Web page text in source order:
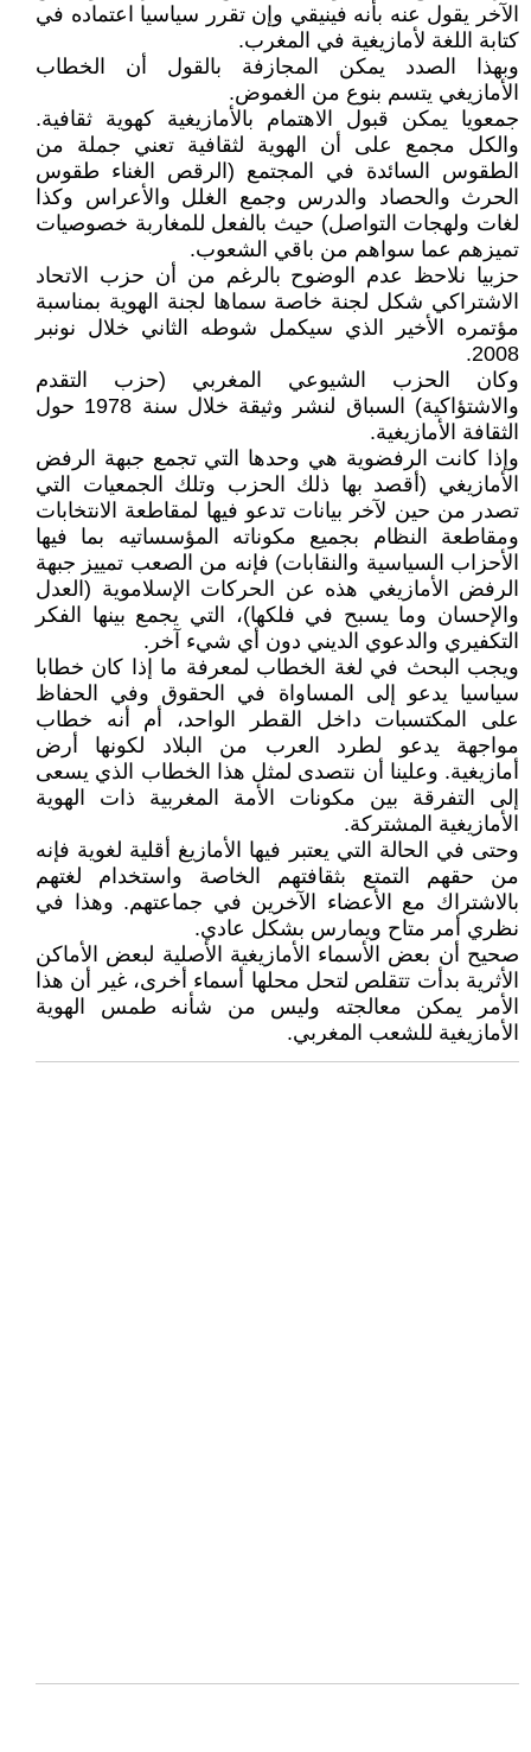
الآخر يقول عنه بأنه فينيقي وإن تقرر سياسيا اعتماده في
كتابة اللغة لأمازيغية في المغرب.
وبهذا الصدد يمكن المجازفة بالقول أن الخطاب
الأمازيغي يتسم بنوع من الغموض.
جمعويا يمكن قبول الاهتمام بالأمازيغية كهوية ثقافية.
والكل مجمع على أن الهوية لثقافية تعني جملة من
الطقوس السائدة في المجتمع (الرقص الغناء طقوس
الحرث والحصاد والدرس وجمع الغلل والأعراس وكذا
لغات ولهجات التواصل) حيث بالفعل للمغاربة خصوصيات
تميزهم عما سواهم من باقي الشعوب.
حزبيا نلاحظ عدم الوضوح بالرغم من أن حزب الاتحاد
الاشتراكي شكل لجنة خاصة سماها لجنة الهوية بمناسبة
مؤتمره الأخير الذي سيكمل شوطه الثاني خلال نونبر
2008.
وكان الحزب الشيوعي المغربي (حزب التقدم
والاشتؤاكية) السباق لنشر وثيقة خلال سنة 1978 حول
الثقافة الأمازيغية.
وإذا كانت الرفضوية هي وحدها التي تجمع جبهة الرفض
الأمازيغي (أقصد بها ذلك الحزب وتلك الجمعيات التي
تصدر من حين لآخر بيانات تدعو فيها لمقاطعة الانتخابات
ومقاطعة النظام بجميع مكوناته المؤسساتيه بما فيها
الأحزاب السياسية والنقابات) فإنه من الصعب تمييز جبهة
الرفض الأمازيغي هذه عن الحركات الإسلاموية (العدل
والإحسان وما يسبح في فلكها)، التي يجمع بينها الفكر
التكفيري والدعوي الديني دون أي شيء آخر.
ويجب البحث في لغة الخطاب لمعرفة ما إذا كان خطابا
سياسيا يدعو إلى المساواة في الحقوق وفي الحفاظ
على المكتسبات داخل القطر الواحد، أم أنه خطاب
مواجهة يدعو لطرد العرب من البلاد لكونها أرض
أمازيغية. وعلينا أن نتصدى لمثل هذا الخطاب الذي يسعى
إلى التفرقة بين مكونات الأمة المغربية ذات الهوية
الأمازيغية المشتركة.
وحتى في الحالة التي يعتبر فيها الأمازيغ أقلية لغوية فإنه
من حقهم التمتع بثقافتهم الخاصة واستخدام لغتهم
بالاشتراك مع الأعضاء الآخرين في جماعتهم. وهذا في
نظري أمر متاح ويمارس بشكل عادي.
صحيح أن بعض الأسماء الأمازيغية الأصلية لبعض الأماكن
الأثرية بدأت تتقلص لتحل محلها أسماء أخرى، غير أن هذا
الأمر يمكن معالجته وليس من شأنه طمس الهوية
الأمازيغية للشعب المغربي.